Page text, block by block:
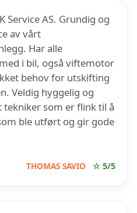
Service AS. Grundig og
av vårt
Har alle
i bil, også viftemotor
behov for utskifting
Veldig hyggelig og
tekniker som er flink til å
ble utført og gir gode
THOMAS SAVIO ☆ 5/5